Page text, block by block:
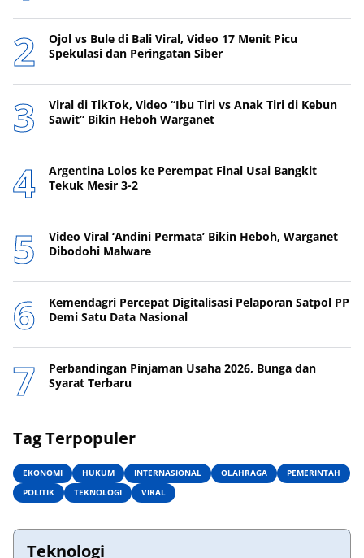
Ojol vs Bule di Bali Viral, Video 17 Menit Picu
Spekulasi dan Peringatan Siber
Viral di TikTok, Video “Ibu Tiri vs Anak Tiri di Kebun
Sawit” Bikin Heboh Warganet
Argentina Lolos ke Perempat Final Usai Bangkit
Tekuk Mesir 3-2
Video Viral ‘Andini Permata’ Bikin Heboh, Warganet
Dibodohi Malware
Kemendagri Percepat Digitalisasi Pelaporan Satpol PP
Demi Satu Data Nasional
Perbandingan Pinjaman Usaha 2026, Bunga dan
Syarat Terbaru
Tag Terpopuler
EKONOMI HUKUM INTERNASIONAL OLAHRAGA
PEMERINTAH
POLITIK
TEKNOLOGI VIRAL
Teknologi